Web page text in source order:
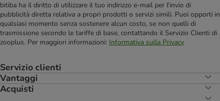
bitiba ha il diritto di utilizzare il tuo indirizzo e-mail per l'invio di
pubblicità diretta relativa a propri prodotti o servizi simili. Puoi opporti in
qualsiasi momento senza sostenere alcun costo, se non quelli di
trasmissione secondo le tariffe di base, contattando il Servizio Clienti di
zooplus. Per maggiori informazioni: Informativa sulla Privacy
Servizio clienti
Vantaggi
Acquisti